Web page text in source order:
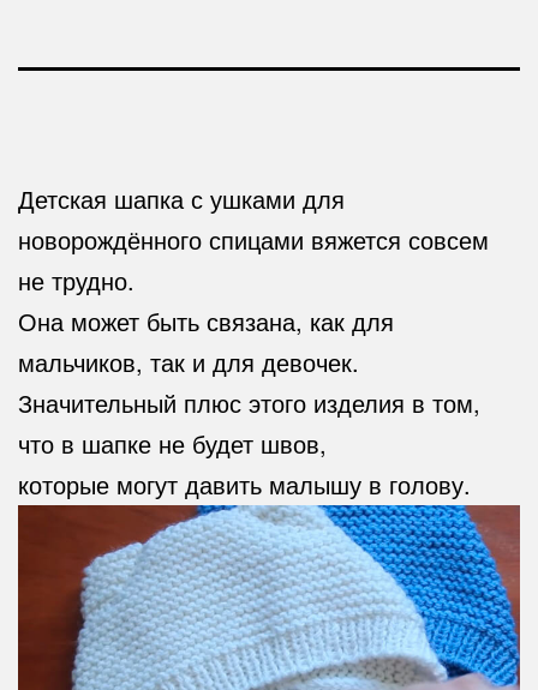
Детская шапка с ушками для
новорождённого спицами вяжется совсем
не трудно.
Она может быть связана, как для
мальчиков, так и для девочек.
Значительный плюс этого изделия в том,
что в шапке не будет швов,
которые могут давить малышу в голову.